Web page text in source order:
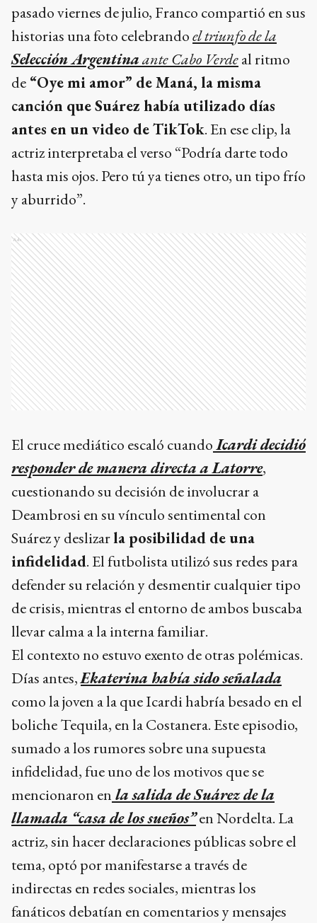
pasado viernes de julio, Franco compartió en sus
historias una foto celebrandoel triunfo de la
Selección Argentinaante Cabo Verdeal ritmo
de “Oye mi amor” de Maná, la misma
canción que Suárez había utilizado días
antes en un video de TikTok. En ese clip, la
actriz interpretaba el verso “Podría darte todo
hasta mis ojos. Pero tú ya tienes otro, un tipo frío
y aburrido”.
Ads
El cruce mediático escaló cuandoIcardi decidió
responder de manera directa a Latorre,
cuestionando su decisión de involucrar a
Deambrosi en su vínculo sentimental con
Suárez y deslizarla posibilidad de una
infidelidad. El futbolista utilizó sus redes para
defender su relación y desmentir cualquier tipo
de crisis, mientras el entorno de ambos buscaba
llevar calma a la interna familiar.
El contexto no estuvo exento de otras polémicas.
Días antes,Ekaterina había sido señalada
como la joven a la que Icardi habría besado en el
boliche Tequila, en la Costanera. Este episodio,
sumado a los rumores sobre una supuesta
infidelidad, fue uno de los motivos que se
mencionaron en la salida de Suárez de la
llamada “casa de los sueños”en Nordelta. La
actriz, sin hacer declaraciones públicas sobre el
tema, optó por manifestarse a través de
indirectas en redes sociales, mientras los
fanáticos debatían en comentarios y mensajes